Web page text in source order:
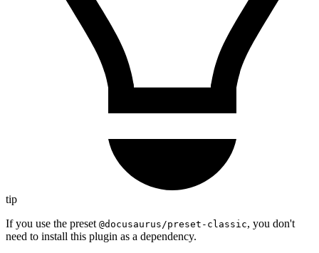
tip
If you use the preset @docusaurus/preset-classic, you don't
need to install this plugin as a dependency.